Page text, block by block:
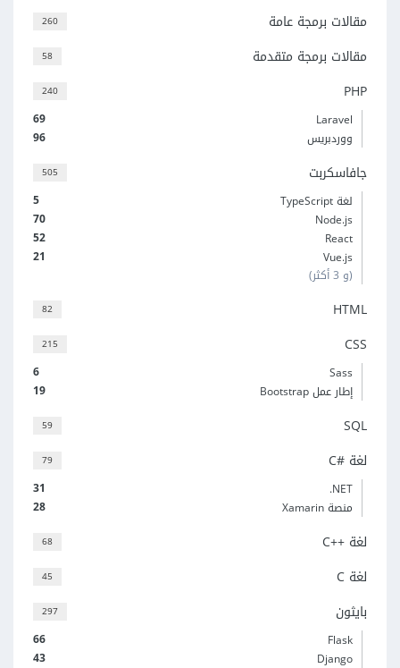
260 مقالات برمجة عامة
58 مقالات برمجة متقدمة
240 PHP
69
Laravel
96
ووردبريس
505 جافاسكربت
5
لغة TypeScript
70
Node.js
52
React
21
Vue.js
(و 3 أكثر)
82 HTML
215 CSS
6
Sass
19
إطار عمل Bootstrap
59 SQL
79 لغة C#‎
31
‎.NET
28
منصة Xamarin
68 لغة C++‎
45 لغة C
297 بايثون
66
Flask
43
Django